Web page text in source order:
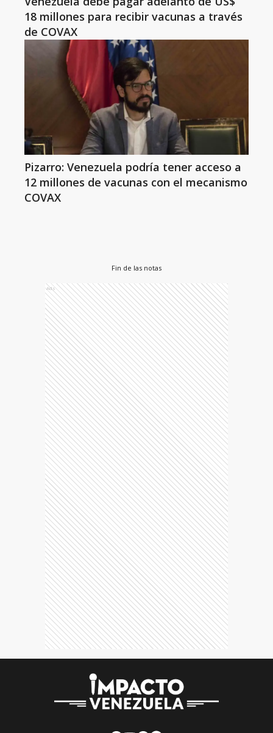
18 millones para recibir vacunas a través
de COVAX
Pizarro: Venezuela podría tener acceso a
12 millones de vacunas con el mecanismo
COVAX
Fin de las notas
Ads